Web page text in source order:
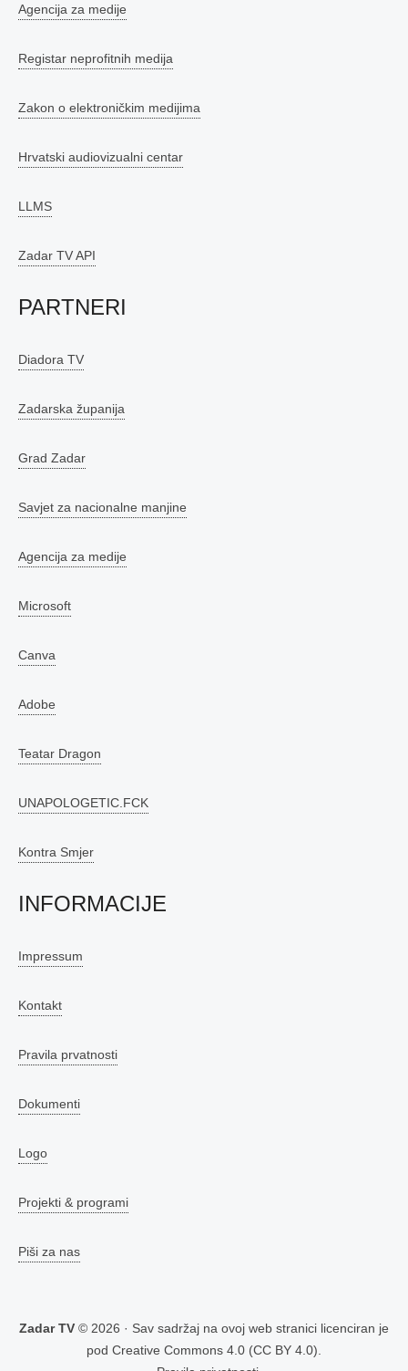
Agencija za medije
Registar neprofitnih medija
Zakon o elektroničkim medijima
Hrvatski audiovizualni centar
LLMS
Zadar TV API
PARTNERI
Diadora TV
Zadarska županija
Grad Zadar
Savjet za nacionalne manjine
Agencija za medije
Microsoft
Canva
Adobe
Teatar Dragon
UNAPOLOGETIC.FCK
Kontra Smjer
INFORMACIJE
Impressum
Kontakt
Pravila prvatnosti
Dokumenti
Logo
Projekti & programi
Piši za nas
Zadar TV © 2026 · Sav sadržaj na ovoj web stranici licenciran je
pod Creative Commons 4.0 (CC BY 4.0)